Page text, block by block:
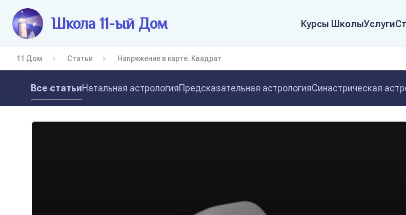
Школа 11-ый Дом Курсы ШколыУслуги
11 Дом Статьи Напряжение в карте. Квадрат
Все статьиНатальная астрологияПредсказательная астрологияСинастрическая